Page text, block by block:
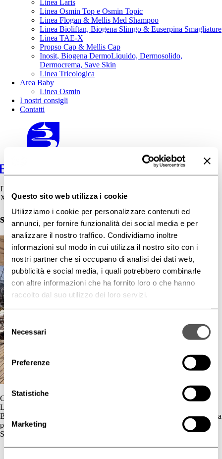
Questo sito web utilizza i cookie
Utilizziamo i cookie per personalizzare contenuti ed
annunci, per fornire funzionalità dei social media e per
analizzare il nostro traffico. Condividiamo inoltre
informazioni sul modo in cui utilizza il nostro sito con i
nostri partner che si occupano di analisi dei dati web,
pubblicità e social media, i quali potrebbero combinarle
con altre informazioni che ha fornito loro o che hanno
raccolto dal suo utilizzo dei loro servizi.
Selezione
del
consenso
Necessari
Preferenze
Statistiche
Marketing
Linea Laris
Linea Osmin Top e Osmin Topic
Linea Flogan & Mellis Med Shampoo
Linea Bioliftan, Biogena Slimgo & Euserpina Smagliature
Linea TAE-X
Propso Cap & Mellis Cap
Inosit, Biogena DermoLiquido, Dermosolido,
Dermocrema, Save Skin
Linea Tricologica
Area Baby
Linea Osmin
I nostri consigli
Contatti
IT
X
sidemast-genova-biogena4
Contatti
L'azienda
BIOGENA è un’azienda cosmetica la cui gamma di prodotti è dedicata
principalmente al benessere della pelle.
Skincare